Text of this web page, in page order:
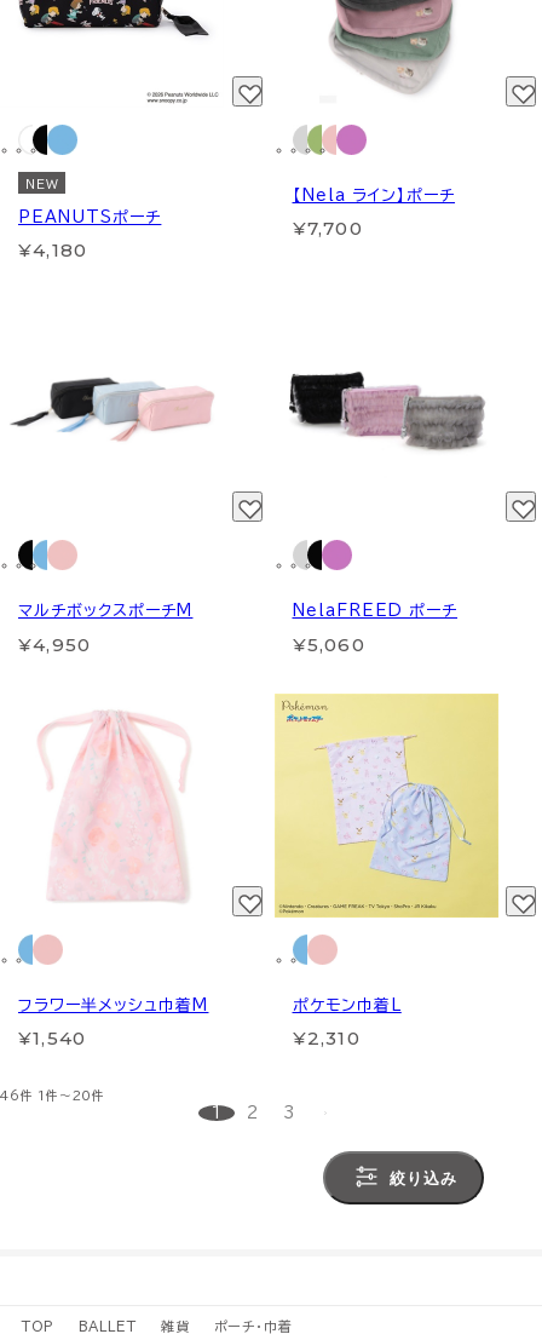
NEW
PEANUTSポーチ
¥4,180
【Nela ライン】ポーチ
¥7,700
マルチボックスポーチM
¥4,950
NelaFREED ポーチ
¥5,060
フラワー半メッシュ巾着M
¥1,540
ポケモン巾着L
¥2,310
46件 1件～20件
1 2 3
絞り込み
TOP BALLET 雑貨 ポーチ・巾着